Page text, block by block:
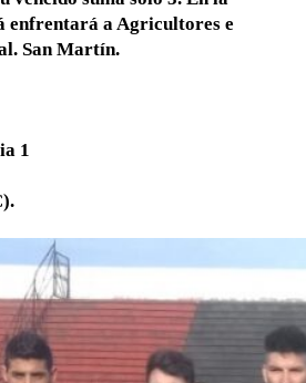
enfrentará a Agricultores e
San Martín.
1